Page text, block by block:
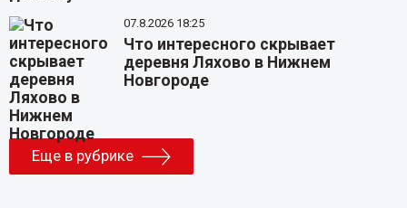
07.8.2026 18:25
Что интересного скрывает
деревня Ляхово в Нижнем
Новгороде
Еще в рубрике